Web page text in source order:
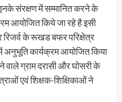
संरक्षण में सम्मानित करने के
आयोजित किये जा रहे है इसी
रिजर्व के रूखड बफर परिक्षेत्र
कार्यक्रम आयोजित किया
वाले ग्राम दरासी और घोसरी के
एवं शिक्षक-शिक्षिकाओं ने